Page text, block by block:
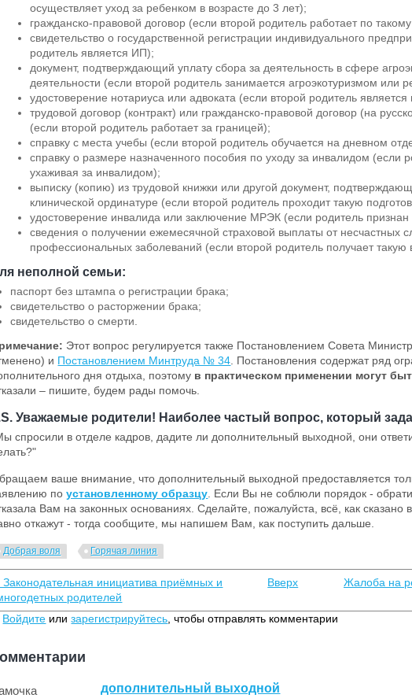
осуществляет уход за ребенком в возрасте до 3 лет);
гражданско-правовой договор (если второй родитель работает по
свидетельство о государственной регистрации индивидуального
родитель является ИП);
документ, подтверждающий уплату сбора за деятельность в сфере
деятельности (если второй родитель занимается агроэкотуризмом или
удостоверение нотариуса или адвоката (если второй родитель
трудовой договор (контракт) или гражданско-правовой договор (на
(если второй родитель работает за границей);
справку с места учебы (если второй родитель обучается на дневном
справку о размере назначенного пособия по уходу за инвалидом (если
ухаживая за инвалидом);
выписку (копию) из трудовой книжки или другой документ,
клинической ординатуре (если второй родитель проходит такую
удостоверение инвалида или заключение МРЭК (если родитель
сведения о получении ежемесячной страховой выплаты от несчастных
профессиональных заболеваний (если второй родитель получает такую
неполной семьи:
паспорт без штампа о регистрации брака;
свидетельство о расторжении брака;
свидетельство о смерти.
Этот вопрос регулируется также Постановлением Совета
и Постановлением Минтруда № 34 . Постановления содержат ряд
дня отдыха, поэтому в практическом применении могут
– пишите, будем рады помочь.
Уважаемые родители! Наиболее частый вопрос, который
спросили в отделе кадров, дадите ли дополнительный выходной, они
ваше внимание, что дополнительный выходной предоставляется
поустановленному образцу . Если Вы не соблюли порядок -
Вам на законных основаниях. Сделайте, пожалуйста, всё, как сказано
откажут - тогда сообщите, мы напишем Вам, как поступить дальше.
Добрая воля Горячая линия
Законодательная инициатива приёмных и
родителей
Вверх
Жалоба на
Войдите илизарегистрируйтесь , чтобы отправлять комментарии
дополнительный выходной